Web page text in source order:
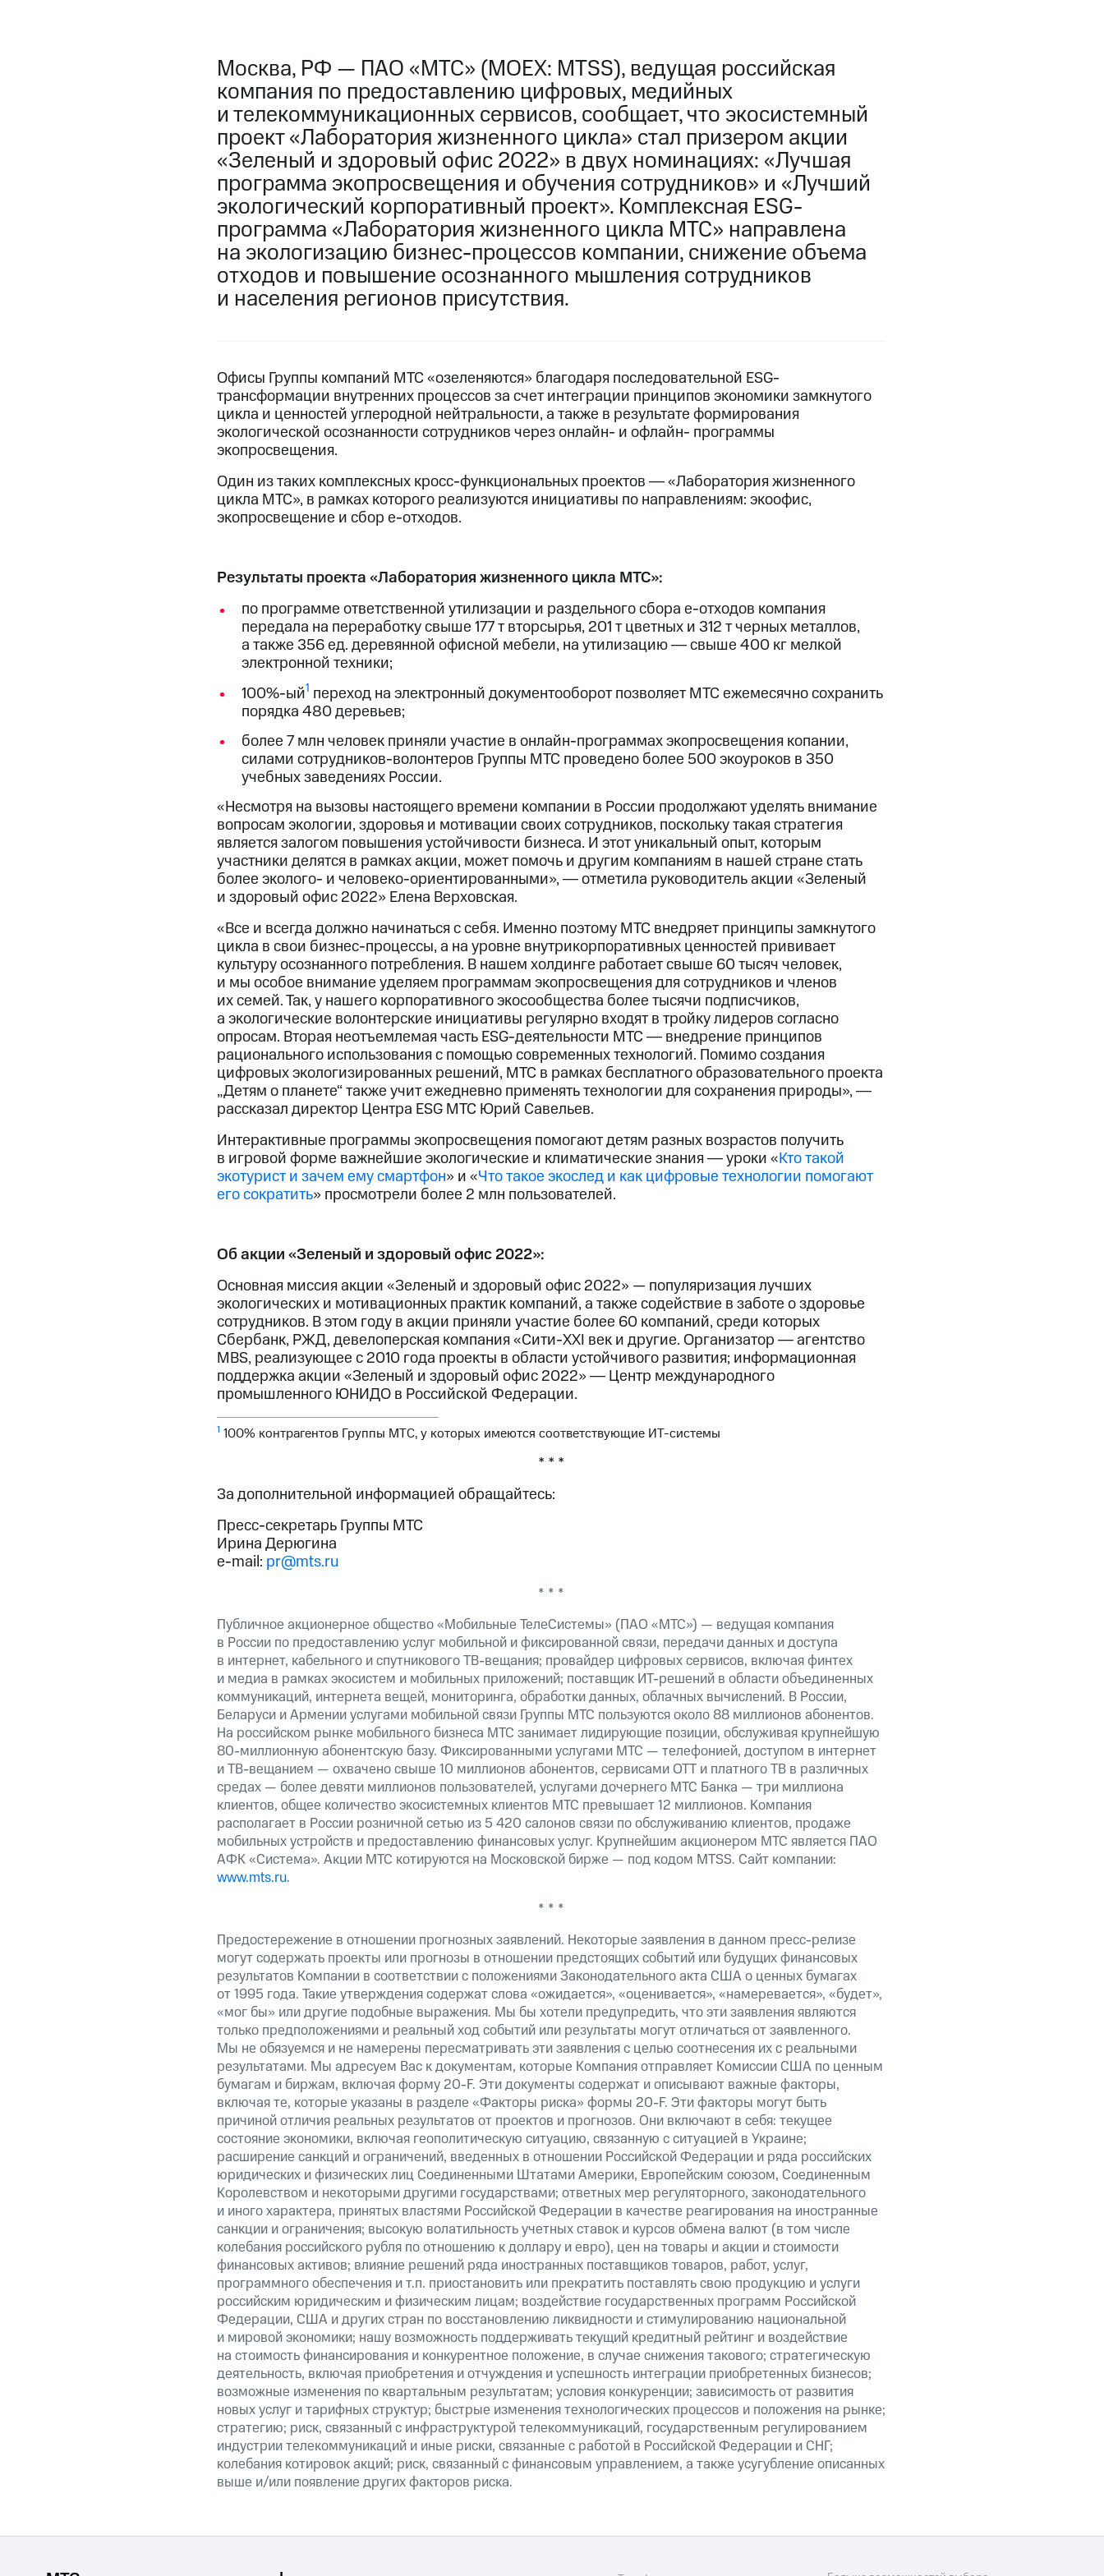
Москва, РФ — ПАО «МТС» (MOEX: MTSS), ведущая российская
компания по предоставлению цифровых, медийных
и телекоммуникационных сервисов, сообщает, что экосистемный
проект «Лаборатория жизненного цикла» стал призером акции
«Зеленый и здоровый офис 2022» в двух номинациях: «Лучшая
программа экопросвещения и обучения сотрудников» и «Лучший
экологический корпоративный проект». Комплексная ESG-
программа «Лаборатория жизненного цикла МТС» направлена
на экологизацию бизнес-процессов компании, снижение объема
отходов и повышение осознанного мышления сотрудников
и населения регионов присутствия.
Офисы Группы компаний МТС «озеленяются» благодаря последовательной ESG-
трансформации внутренних процессов за счет интеграции принципов экономики замкнутого
цикла и ценностей углеродной нейтральности, а также в результате формирования
экологической осознанности сотрудников через онлайн- и офлайн- программы
экопросвещения.
Один из таких комплексных кросс-функциональных проектов ― «Лаборатория жизненного
цикла МТС», в рамках которого реализуются инициативы по направлениям: экоофис,
экопросвещение и сбор е-отходов.
Результаты проекта «Лаборатория жизненного цикла МТС»:
по программе ответственной утилизации и раздельного сбора е-отходов компания
передала на переработку свыше 177 т вторсырья, 201 т цветных и 312 т черных металлов,
а также 356 ед. деревянной офисной мебели, на утилизацию ― свыше 400 кг мелкой
электронной техники;
100%-ый1 переход на электронный документооборот позволяет МТС ежемесячно сохранить
порядка 480 деревьев;
более 7 млн человек приняли участие в онлайн-программах экопросвещения копании,
силами сотрудников-волонтеров Группы МТС проведено более 500 экоуроков в 350
учебных заведениях России.
«Несмотря на вызовы настоящего времени компании в России продолжают уделять внимание
вопросам экологии, здоровья и мотивации своих сотрудников, поскольку такая стратегия
является залогом повышения устойчивости бизнеса. И этот уникальный опыт, которым
участники делятся в рамках акции, может помочь и другим компаниям в нашей стране стать
более эколого- и человеко-ориентированными», ― отметила руководитель акции «Зеленый
и здоровый офис 2022» Елена Верховская.
«Все и всегда должно начинаться с себя. Именно поэтому МТС внедряет принципы замкнутого
цикла в свои бизнес-процессы, а на уровне внутрикорпоративных ценностей прививает
культуру осознанного потребления. В нашем холдинге работает свыше 60 тысяч человек,
и мы особое внимание уделяем программам экопросвещения для сотрудников и членов
их семей. Так, у нашего корпоративного экосообщества более тысячи подписчиков,
а экологические волонтерские инициативы регулярно входят в тройку лидеров согласно
опросам. Вторая неотъемлемая часть ESG-деятельности МТС ― внедрение принципов
рационального использования с помощью современных технологий. Помимо создания
цифровых экологизированных решений, МТС в рамках бесплатного образовательного проекта
„Детям о планете“ также учит ежедневно применять технологии для сохранения природы», ―
рассказал директор Центра ESG МТС Юрий Савельев.
Интерактивные программы экопросвещения помогают детям разных возрастов получить
в игровой форме важнейшие экологические и климатические знания ― уроки «Кто такой
экотурист и зачем ему смартфон» и «Что такое экослед и как цифровые технологии помогают
его сократить» просмотрели более 2 млн пользователей.
Об акции «Зеленый и здоровый офис 2022»:
Основная миссия акции «Зеленый и здоровый офис 2022» — популяризация лучших
экологических и мотивационных практик компаний, а также содействие в заботе о здоровье
сотрудников. В этом году в акции приняли участие более 60 компаний, среди которых
Сбербанк, РЖД, девелоперская компания «Сити-XXI век и другие. Организатор ― агентство
MBS, реализующее с 2010 года проекты в области устойчивого развития; информационная
поддержка акции «Зеленый и здоровый офис 2022» ― Центр международного
промышленного ЮНИДО в Российской Федерации.
1 100% контрагентов Группы МТС, у которых имеются соответствующие ИТ-системы
* * *
За дополнительной информацией обращайтесь:
Пресс-секретарь Группы МТС
Ирина Дерюгина
e-mail: pr@mts.ru
* * *
Публичное акционерное общество «Мобильные ТелеСистемы» (ПАО «МТС») — ведущая компания
в России по предоставлению услуг мобильной и фиксированной связи, передачи данных и доступа
в интернет, кабельного и спутникового ТВ-вещания; провайдер цифровых сервисов, включая финтех
и медиа в рамках экосистем и мобильных приложений; поставщик ИТ-решений в области объединенных
коммуникаций, интернета вещей, мониторинга, обработки данных, облачных вычислений. В России,
Беларуси и Армении услугами мобильной связи Группы МТС пользуются около 88 миллионов абонентов.
На российском рынке мобильного бизнеса МТС занимает лидирующие позиции, обслуживая крупнейшую
80-миллионную абонентскую базу. Фиксированными услугами МТС — телефонией, доступом в интернет
и ТВ-вещанием — охвачено свыше 10 миллионов абонентов, сервисами OTT и платного ТВ в различных
средах — более девяти миллионов пользователей, услугами дочернего МТС Банка — три миллиона
клиентов, общее количество экосистемных клиентов МТС превышает 12 миллионов. Компания
располагает в России розничной сетью из 5 420 салонов связи по обслуживанию клиентов, продаже
мобильных устройств и предоставлению финансовых услуг. Крупнейшим акционером МТС является ПАО
АФК «Система». Акции МТС котируются на Московской бирже — под кодом MTSS. Сайт компании:
www.mts.ru.
* * *
Предостережение в отношении прогнозных заявлений. Некоторые заявления в данном пресс-релизе
могут содержать проекты или прогнозы в отношении предстоящих событий или будущих финансовых
результатов Компании в соответствии с положениями Законодательного акта США о ценных бумагах
от 1995 года. Такие утверждения содержат слова «ожидается», «оценивается», «намеревается», «будет»,
«мог бы» или другие подобные выражения. Мы бы хотели предупредить, что эти заявления являются
только предположениями и реальный ход событий или результаты могут отличаться от заявленного.
Мы не обязуемся и не намерены пересматривать эти заявления с целью соотнесения их с реальными
результатами. Мы адресуем Вас к документам, которые Компания отправляет Комиссии США по ценным
бумагам и биржам, включая форму20-F. Эти документы содержат и описывают важные факторы,
включая те, которые указаны в разделе «Факторы риска» формы 20-F. Эти факторы могут быть
причиной отличия реальных результатов от проектов и прогнозов. Они включают в себя: текущее
состояние экономики, включая геополитическую ситуацию, связанную с ситуацией в Украине;
расширение санкций и ограничений, введенных в отношении Российской Федерации и ряда российских
юридических и физических лиц Соединенными Штатами Америки, Европейским союзом, Соединенным
Королевством и некоторыми другими государствами; ответных мер регуляторного, законодательного
и иного характера, принятых властями Российской Федерации в качестве реагирования на иностранные
санкции и ограничения; высокую волатильность учетных ставок и курсов обмена валют (в том числе
колебания российского рубля по отношению к доллару и евро), цен на товары и акции и стоимости
финансовых активов; влияние решений ряда иностранных поставщиков товаров, работ, услуг,
программного обеспечения и т.п. приостановить или прекратить поставлять свою продукцию и услуги
российским юридическим и физическим лицам; воздействие государственных программ Российской
Федерации, США и других стран по восстановлению ликвидности и стимулированию национальной
и мировой экономики; нашу возможность поддерживать текущий кредитный рейтинг и воздействие
на стоимость финансирования и конкурентное положение, в случае снижения такового; стратегическую
деятельность, включая приобретения и отчуждения и успешность интеграции приобретенных бизнесов;
возможные изменения по квартальным результатам; условия конкуренции; зависимость от развития
новых услуг и тарифных структур; быстрые изменения технологических процессов и положения на рынке;
стратегию; риск, связанный с инфраструктурой телекоммуникаций, государственным регулированием
индустрии телекоммуникаций и иные риски, связанные с работой в Российской Федерации и СНГ;
колебания котировок акций; риск, связанный с финансовым управлением, а также усугубление описанных
выше и/или появление других факторов риска.